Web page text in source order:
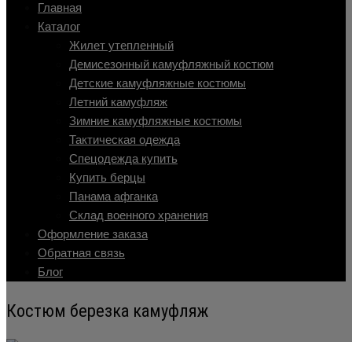
навигацию
Главная
Каталог
Жилет утепленный
Демисезонный камуфляжный костюм
Детские камуфляжные костюмы
Летний камуфляж
Зимние камуфляжные костюмы
Тактическая одежда
Cпецодежда купить
Купить берцы
Панама афганка
Склад военного хранения
Оформление заказа
Обратная связь
Блог
Костюм березка камуфляж